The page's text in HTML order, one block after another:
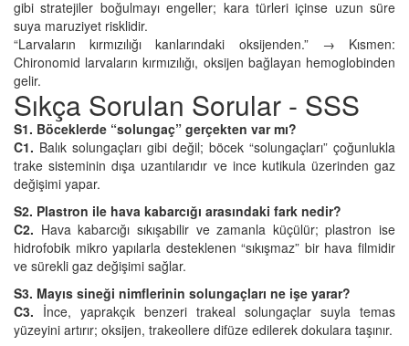
gibi stratejiler boğulmayı engeller; kara türleri içinse uzun süre
suya maruziyet risklidir.
“Larvaların kırmızılığı kanlarındaki oksijenden.” → Kısmen:
Chironomid larvaların kırmızılığı, oksijen bağlayan hemoglobinden
gelir.
Sıkça Sorulan Sorular - SSS
S1. Böceklerde “solungaç” gerçekten var mı?
C1. Balık solungaçları gibi değil; böcek “solungaçları” çoğunlukla
trake sisteminin dışa uzantılarıdır ve ince kutikula üzerinden gaz
değişimi yapar.
S2. Plastron ile hava kabarcığı arasındaki fark nedir?
C2. Hava kabarcığı sıkışabilir ve zamanla küçülür; plastron ise
hidrofobik mikro yapılarla desteklenen “sıkışmaz” bir hava filmidir
ve sürekli gaz değişimi sağlar.
S3. Mayıs sineği nimflerinin solungaçları ne işe yarar?
C3. İnce, yaprakçık benzeri trakeal solungaçlar suyla temas
yüzeyini artırır; oksijen, trakeollere difüze edilerek dokulara taşınır.